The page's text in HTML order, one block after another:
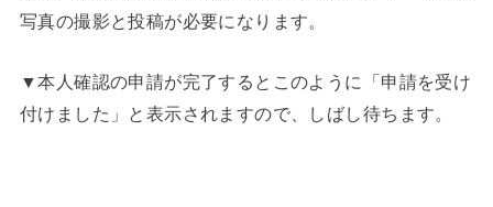
写真の撮影と投稿が必要になります。
▼本人確認の申請が完了するとこのように「申請を受け
付けました」と表示されますので、しばし待ちます。